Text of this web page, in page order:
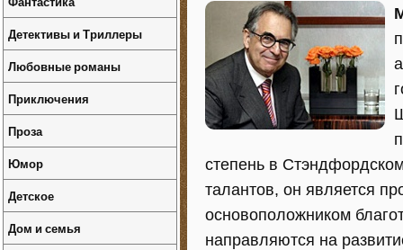
степень в
талантов, он является
основоположником
направляются на
Детективы и Триллеры
Любовные романы
Приключения
Проза
Юмор
Детское
Дом и семья